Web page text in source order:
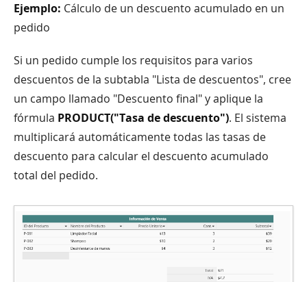
Ejemplo: Cálculo de un descuento acumulado en un
pedido
Si un pedido cumple los requisitos para varios
descuentos de la subtabla "Lista de descuentos", cree
un campo llamado "Descuento final" y aplique la
fórmula PRODUCT("Tasa de descuento"). El sistema
multiplicará automáticamente todas las tasas de
descuento para calcular el descuento acumulado
total del pedido.